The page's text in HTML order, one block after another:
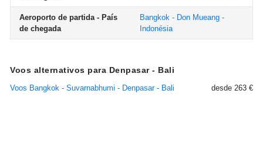
Aeroporto de partida - País
de chegada
Bangkok - Don Mueang -
Indonésia
Voos alternativos para Denpasar - Bali
Voos Bangkok - Suvarnabhumi - Denpasar - Bali desde 263 €